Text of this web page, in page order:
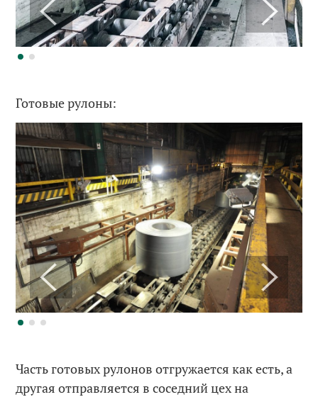
Готовые рулоны:
Часть готовых рулонов отгружается как есть, а
другая отправляется в соседний цех на